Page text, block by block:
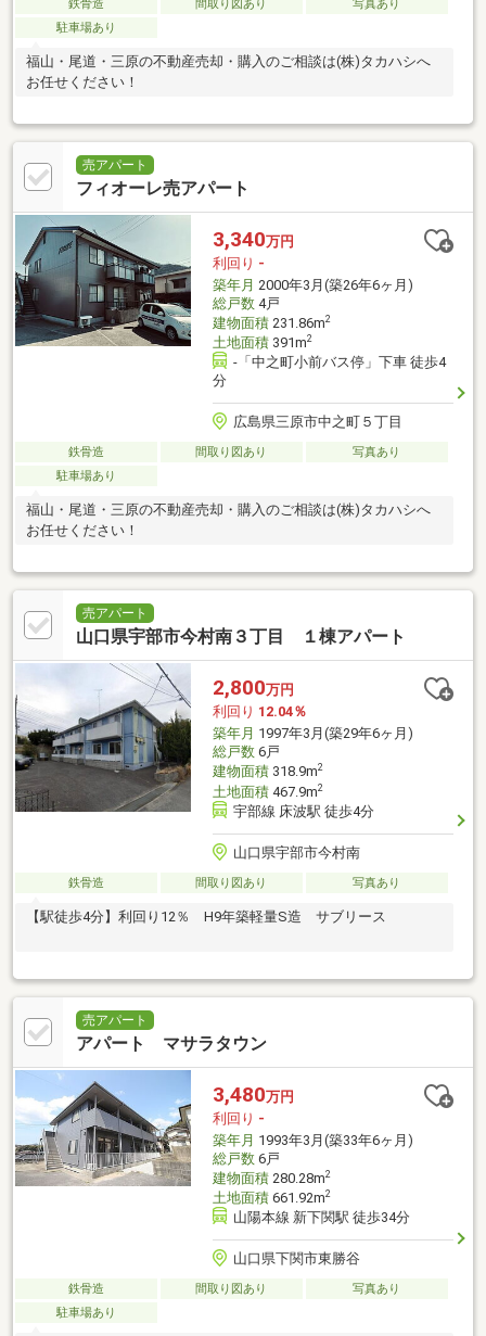
鉄骨造 間取り図あり
写真あり
駐車場あり
福山・尾道・三原の不動産売却・購入のご相談は(株)タカハシへ
お任せください！
売アパート
フィオーレ売アパート
3,340万円
利回り -
築年月 2000年3月(築26年6ヶ月)
総戸数4戸
建物面積231.86m2
土地面積391m2
-「中之町小前バス停」下車 徒歩4
分
広島県三原市中之町５丁目
鉄骨造 間取り図あり
写真あり
駐車場あり
福山・尾道・三原の不動産売却・購入のご相談は(株)タカハシへ
お任せください！
売アパート
山口県宇部市今村南３丁目 １棟アパート
2,800万円
利回り 12.04％
築年月 1997年3月(築29年6ヶ月)
総戸数6戸
建物面積318.9m2
土地面積467.9m2
宇部線 床波駅 徒歩4分
山口県宇部市今村南
鉄骨造 間取り図あり 写真あり
【駅徒歩4分】利回り12％ H9年築軽量S造 サブリース
売アパート
アパート マサラタウン
3,480万円
利回り -
築年月 1993年3月(築33年6ヶ月)
総戸数6戸
建物面積280.28m2
土地面積661.92m2
山陽本線 新下関駅 徒歩34分
山口県下関市東勝谷
鉄骨造 間取り図あり
写真あり
駐車場あり